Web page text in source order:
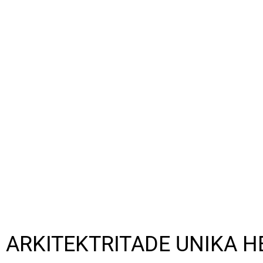
ARKITEKTRITADE UNIKA